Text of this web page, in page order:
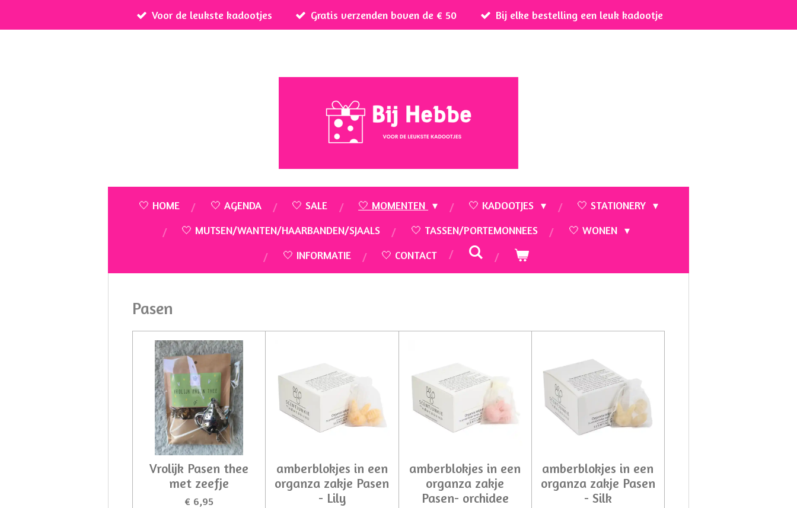
Voor de leukste kadootjes Gratis verzenden boven de € 50 Bij elke bestelling een leuk kadootje
🤍 HOME 🤍 AGENDA 🤍 SALE 🤍 MOMENTEN 🤍 KADOOTJES
🤍 STATIONERY
🤍 MUTSEN/WANTEN/HAARBANDEN/SJAALS
🤍 TASSEN/PORTEMONNEES
🤍 WONEN
🤍 INFORMATIE
🤍 CONTACT
Pasen
Vrolijk Pasen thee
met zeefje
€ 6,95
amberblokjes in een
organza zakje Pasen
- Lily
amberblokjes in een
organza zakje
Pasen- orchidee
amberblokjes in een
organza zakje Pasen
- Silk